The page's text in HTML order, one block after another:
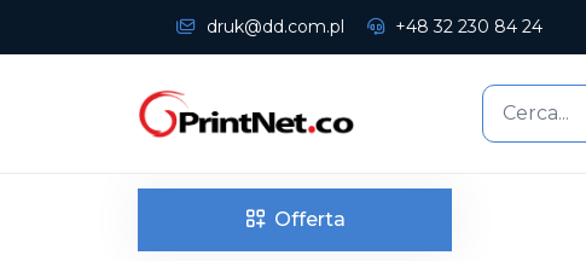
druk@dd.com.pl +48 32 230 84 24
Offerta